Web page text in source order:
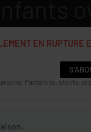
EN RUPTURE
Pantalons, shorts,